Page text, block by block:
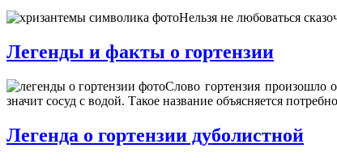
Нельзя не любоваться
Легенды и факты о гортензии
Слово гортензия произошло
значит сосуд с водой. Такое название объясняется
Легенда о гортензии дуболистной